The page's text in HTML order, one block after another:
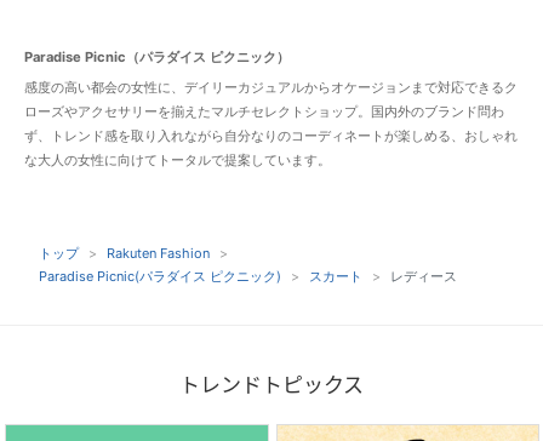
Paradise Picnic（パラダイス ピクニック）
感度の高い都会の女性に、デイリーカジュアルからオケージョンまで対応できるク
ローズやアクセサリーを揃えたマルチセレクトショップ。国内外のブランド問わ
ず、トレンド感を取り入れながら自分なりのコーディネートが楽しめる、おしゃれ
な大人の女性に向けてトータルで提案しています。
トップ
Rakuten Fashion
Paradise Picnic(パラダイス ピクニック)
スカート レディース
トレンドトピックス